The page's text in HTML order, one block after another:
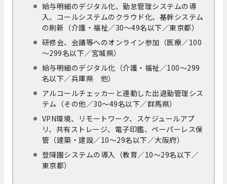
給与明細のデジタル化、勤怠管理システムの導
入、コールシステムのクラウド化、基幹システム
の刷新（介護・福祉／30～49名以下／東京都）
研修会、会議等へのオンライン参加（医療／100
～299名以下／宮城県）
給与明細のデジタル化（介護・福祉／100～299
名以下／兵庫県 他）
アルコールチェッカーと連動した出退勤管理シス
テム（その他／30～49名以下／群馬県）
VPN環境、リモートワーク、スケジュールアプ
リ、共有ストレージ、電子印鑑、ペーパーレス保
管（建築・建設／10～29名以下／大阪府）
登降園システムの導入（教育／10～29名以下／
東京都）